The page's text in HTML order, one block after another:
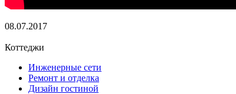
08.07.2017
Коттеджи
Инженерные сети
Ремонт и отделка
Дизайн гостиной